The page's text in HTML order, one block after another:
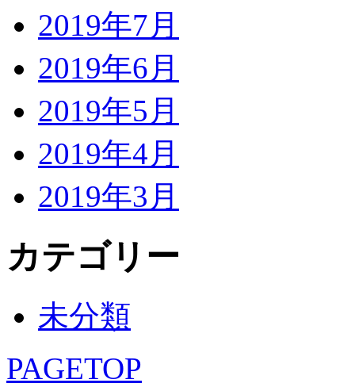
2019年7月
2019年6月
2019年5月
2019年4月
2019年3月
カテゴリー
未分類
PAGETOP